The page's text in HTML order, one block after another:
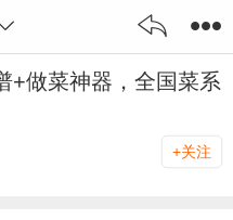
+做菜神器，全国菜系
+关注